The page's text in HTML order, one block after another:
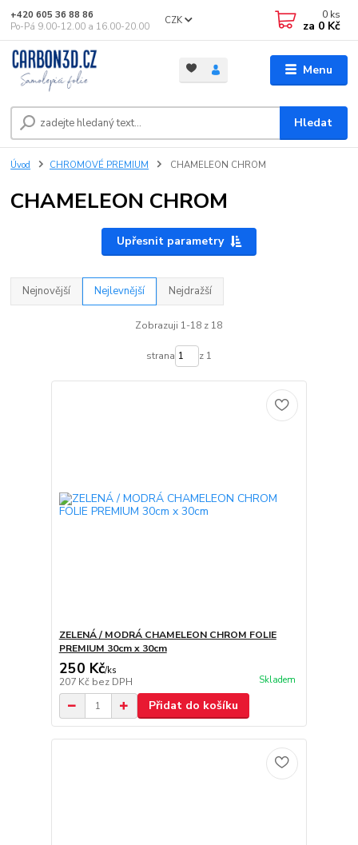
Menu
CZK
Hledat
+420 605 36 88 86
Po-Pá 9.00-12.00 a 16.00-20.00
0 ks
za 0 Kč
Úvod CHROMOVÉ PREMIUM CHAMELEON CHROM
CHAMELEON CHROM
Upřesnit parametry
Nejnovější Nejlevnější Nejdražší
Zobrazuji 1-18 z 18
strana z 1
ZELENÁ / MODRÁ CHAMELEON CHROM FOLIE
PREMIUM 30cm x 30cm
250 Kč/ks
207 Kč bez DPH Skladem
Přidat do košíku